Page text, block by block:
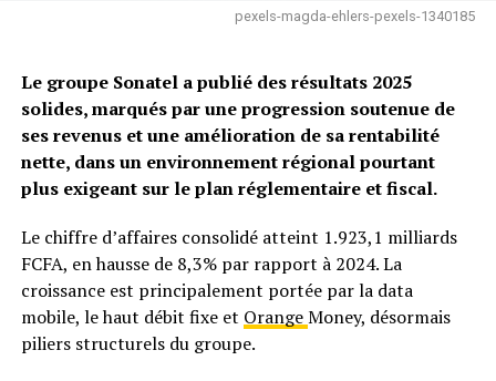
pexels-magda-ehlers-pexels-1340185
Le groupe Sonatel a publié des résultats 2025
solides, marqués par une progression soutenue de
ses revenus et une amélioration de sa rentabilité
nette, dans un environnement régional pourtant
plus exigeant sur le plan réglementaire et fiscal.
Le chiffre d’affaires consolidé atteint 1.923,1 milliards
FCFA, en hausse de 8,3% par rapport à 2024. La
croissance est principalement portée par la data
mobile, le haut débit fixe et OrangeMoney, désormais
piliers structurels du groupe.